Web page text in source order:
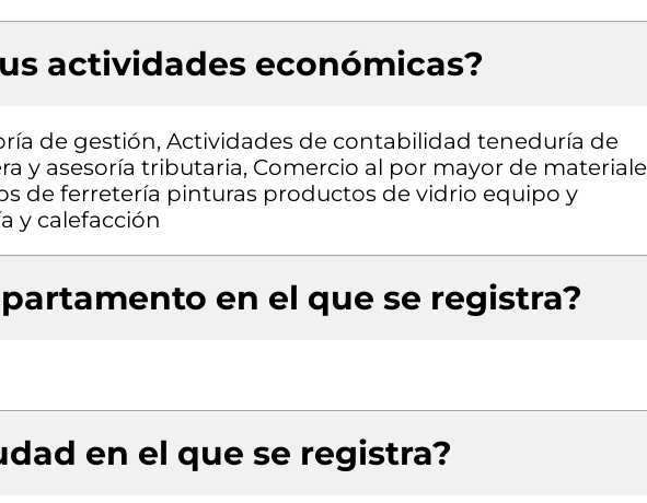
actividades económicas?
de gestión, Actividades de contabilidad teneduría de
y asesoría tributaria, Comercio al por mayor de
de ferretería pinturas productos de vidrio equipo y
y calefacción
en el que se registra?
en el que se registra?